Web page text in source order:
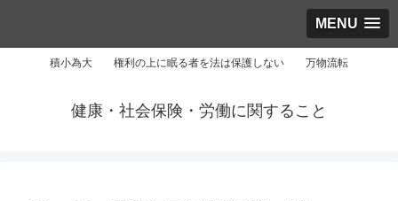
MENU
積小為大 権利の上に眠る者を法は保護しない 万物流転
健康・社会保険・労働に関すること